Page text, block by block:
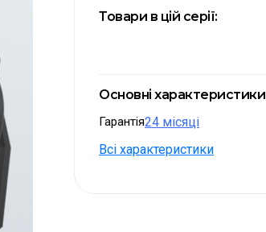
Товари в цій серії:
Основні характеристики
Гарантія24 місяці
Всі характеристики